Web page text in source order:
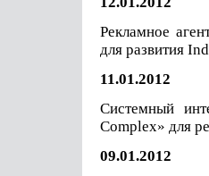
Рекламное
для развития
11.01.2012
Системный
Complex» для
09.01.2012